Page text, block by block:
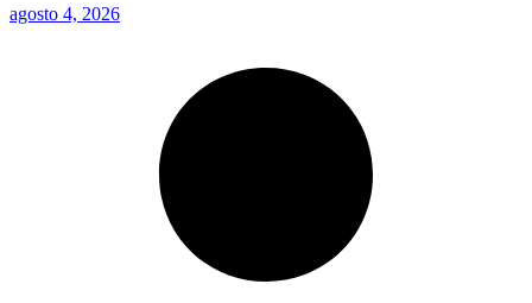
agosto 4, 2026